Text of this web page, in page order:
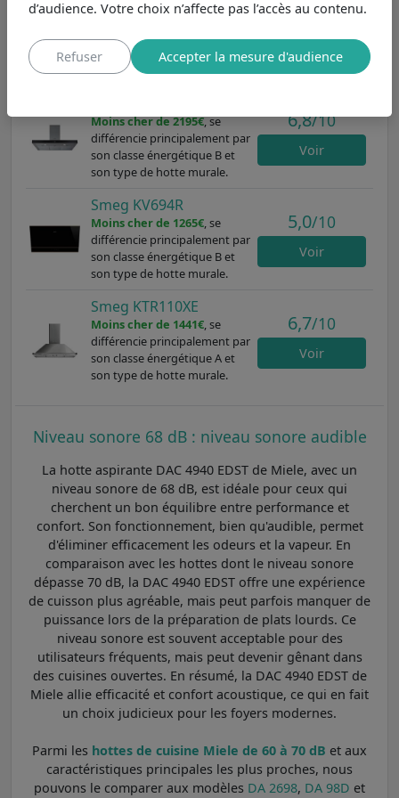
grandes cuisinesdans les autres marques et aux
pouvons le comparer aux modèlesAKR759-1IX,KV694R
etKTR110XE.
Moins cher de 2195€, se
différencie principalement par
son classe énergétique B et
son type de hotte murale.
6,8/10
Voir
Smeg KV694R
Moins cher de 1265€, se
différencie principalement par
son classe énergétique B et
son type de hotte murale.
5,0/10
Voir
Smeg KTR110XE
Moins cher de 1441€, se
différencie principalement par
son classe énergétique A et
son type de hotte murale.
6,7/10
Voir
Niveau sonore 68 dB : niveau sonore audible
La hotte aspirante DAC 4940 EDST de Miele, avec un
niveau sonore de 68 dB, est idéale pour ceux qui
cherchent un bon équilibre entre performance et
confort. Son fonctionnement, bien qu'audible, permet
d'éliminer efficacement les odeurs et la vapeur. En
comparaison avec les hottes dont le niveau sonore
dépasse 70 dB, la DAC 4940 EDST offre une expérience
de cuisson plus agréable, mais peut parfois manquer de
puissance lors de la préparation de plats lourds. Ce
niveau sonore est souvent acceptable pour des
utilisateurs fréquents, mais peut devenir gênant dans
des cuisines ouvertes. En résumé, la DAC 4940 EDST de
Miele allie efficacité et confort acoustique, ce qui en fait
un choix judicieux pour les foyers modernes.
Parmi les hottes de cuisine Miele de 60 à 70 dB et aux
caractéristiques principales les plus proches, nous
pouvons le comparer aux modèles DA 2698, DA 98D et
d’audience. Votre choix n’affecte pas l’accès au contenu.
Refuser Accepter la mesure d'audience